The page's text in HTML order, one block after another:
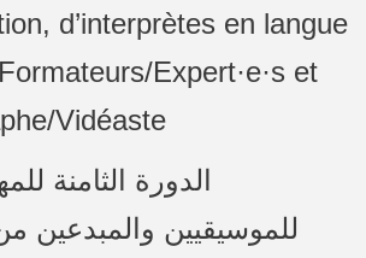
d’interprètes en langue
Expert·e·s et
Vidéaste
الدورة الثامنة
للموسيقيين والمبدعين